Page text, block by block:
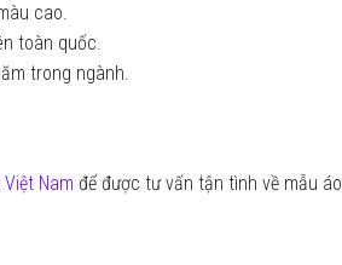
cao.
toàn quốc.
trong ngành.
Nam để được tư vấn tận tình về mẫu áo